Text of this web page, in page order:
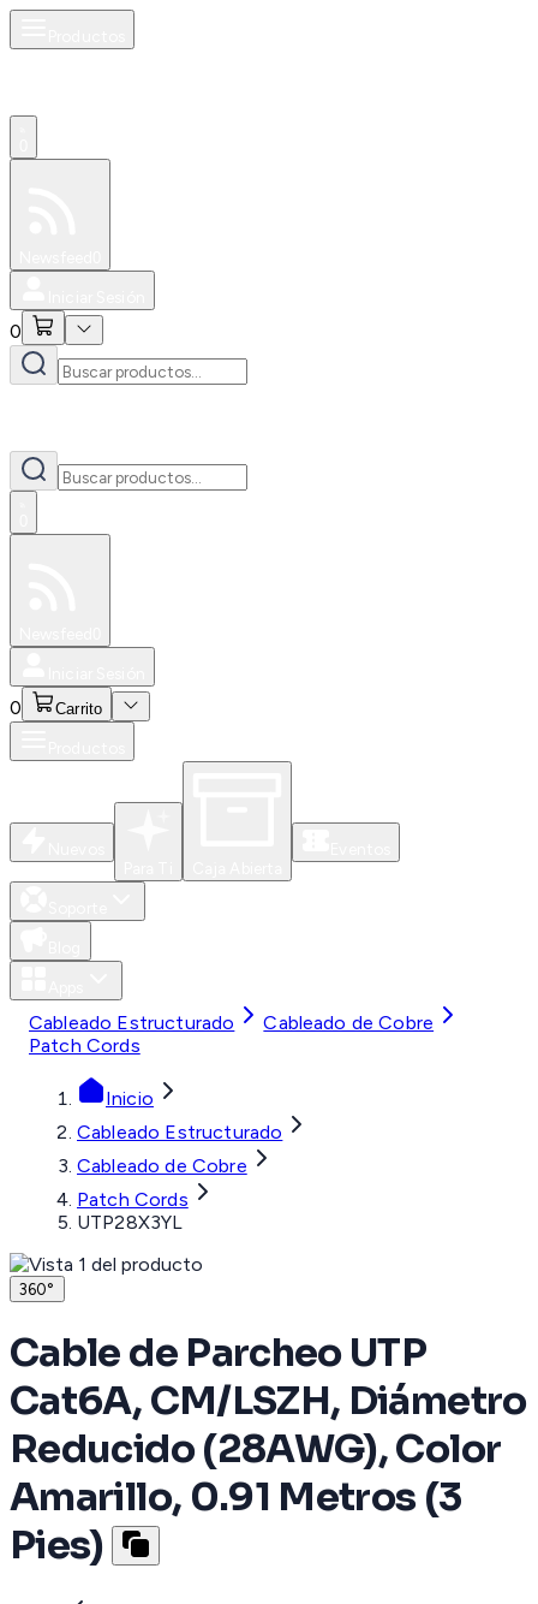
0
0 Carrito
Cableado Estructurado
Cableado de Cobre
Patch Cords
Inicio
Cableado Estructurado
Cableado de Cobre
Patch Cords
UTP28X3YL
360°
Cable de Parcheo UTP
Cat6A, CM/LSZH, Diámetro
Reducido (28AWG), Color
Amarillo, 0.91 Metros (3
Pies)